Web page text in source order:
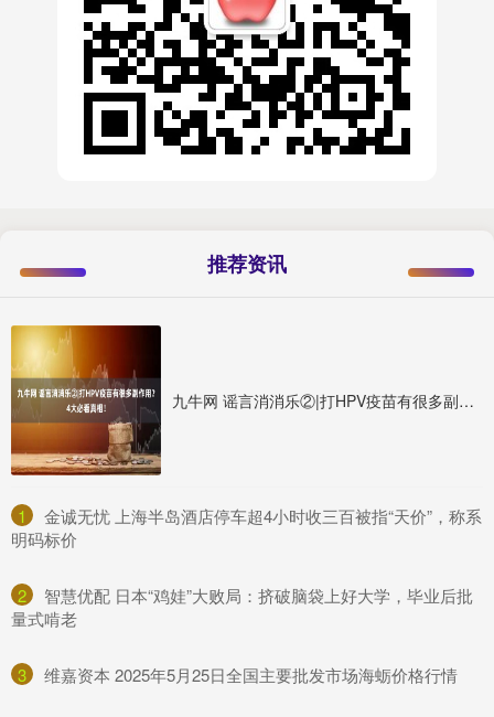
推荐资讯
九牛网 谣言消消乐②|打HPV疫苗有很多副作用？4大必看真相！
1
​金诚无忧 上海半岛酒店停车超4小时收三百被指“天价”，称系
明码标价
2
​智慧优配 日本“鸡娃”大败局：挤破脑袋上好大学，毕业后批
量式啃老
3 ​维嘉资本 2025年5月25日全国主要批发市场海蛎价格行情